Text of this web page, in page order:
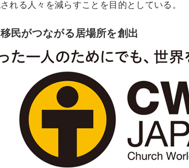
れる人々を減らすことを目的としている。
民がつながる居場所を創出